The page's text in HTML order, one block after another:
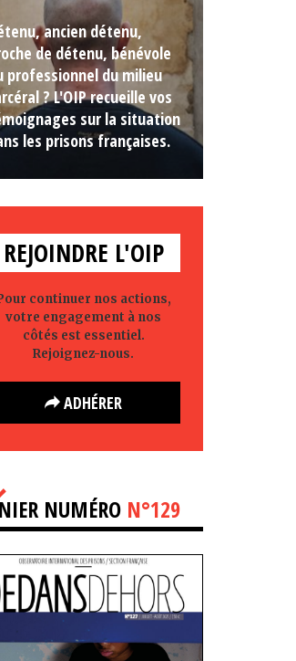
ancien détenu,
de détenu, bénévole
professionnel du milieu
? L'OIP recueille vos
sur la situation
les prisons françaises.
REJOINDRE L'OIP
continuer nos actions,
votre engagement à nos
côtés est essentiel.
Rejoignez-nous.
ADHÉRER
NUMÉRO N°129